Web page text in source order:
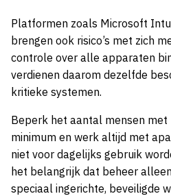
Platformen zoals Microsoft
brengen ook risico’s met zich
controle over alle apparaten
verdienen daarom dezelfde
kritieke systemen.
Beperk het aantal mensen
minimum en werk altijd met
niet voor dagelijks gebruik
het belangrijk dat beheer
speciaal ingerichte, beveiligde